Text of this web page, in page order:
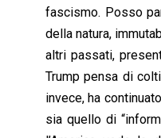
fascismo. Posso
della natura,
altri passati,
Trump pensa di
invece, ha
sia quello di